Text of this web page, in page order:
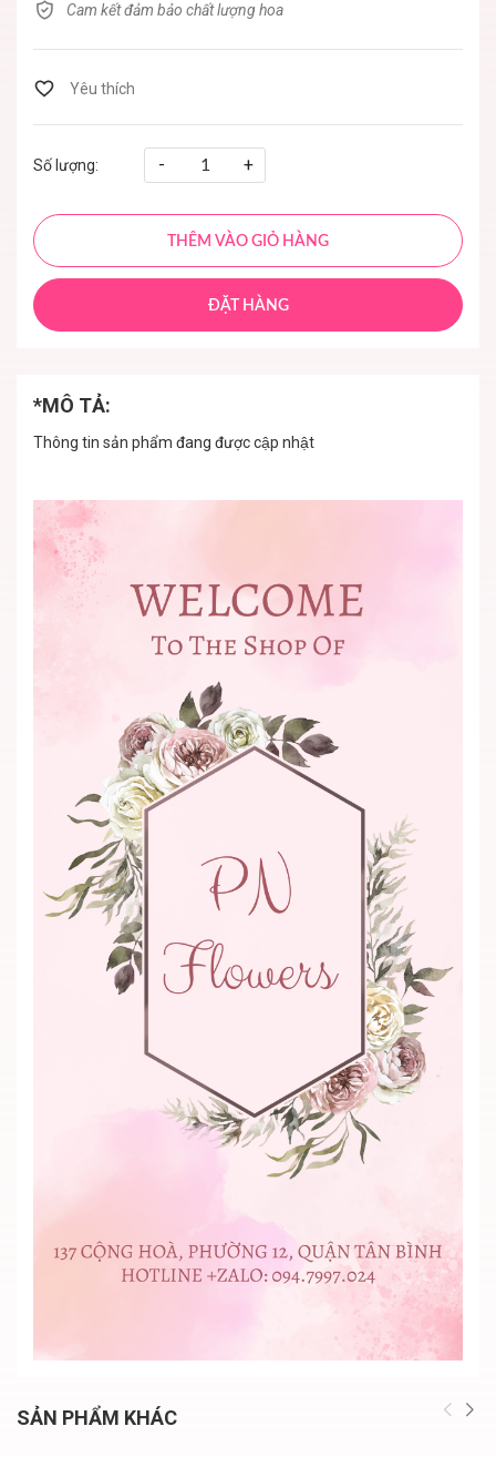
Cam kết đảm bảo chất lượng hoa
Số lượng: - +
THÊM VÀO GIỎ HÀNG
ĐẶT HÀNG
*MÔ TẢ:
Thông tin sản phẩm đang được cập nhật
SẢN PHẨM KHÁC